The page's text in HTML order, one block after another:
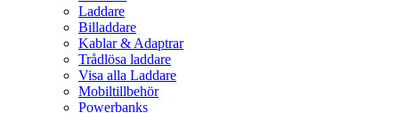
Laddare
Billaddare
Kablar & Adaptrar
Trådlösa laddare
Visa alla Laddare
Mobiltillbehör
Powerbanks